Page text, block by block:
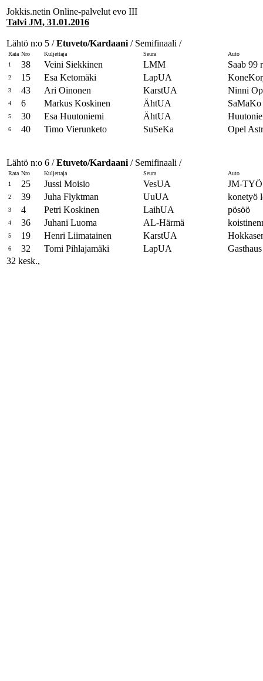
Jokkis.netin Online-palvelut evo III
Talvi JM, 31.01.2016
Lähtö n:o 5 /Etuveto/Kardaani / Semifinaali /
Rata Nro Kuljettaja Seura
Auto
1
38 Veini Siekkinen LMM Saab 99
2 15 Esa Ketomäki LapUA
3 43 Ari Oinonen KarstUA Ninni
4 6 Markus Koskinen ÄhtUA
5 30 Esa Huutoniemi ÄhtUA
6 40 Timo Vierunketo SuSeKa Opel
Lähtö n:o 6 /Etuveto/Kardaani / Semifinaali /
Rata Nro Kuljettaja Seura
Auto
1
25 Jussi Moisio VesUA JM-TYÖ
2 39 Juha Flyktman UuUA konetyö
3 4 Petri Koskinen LaihUA pösöö
4 36 Juhani Luoma AL-Härmä
5 19 Henri Liimatainen KarstUA
6 32 Tomi Pihlajamäki LapUA
32 kesk.,